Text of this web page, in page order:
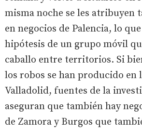
misma noche se les atribuyen
en negocios de Palencia, lo
hipótesis de un grupo móvil
caballo entre territorios. Si
los robos se han producido en
Valladolid, fuentes de la
aseguran que también hay
de Zamora y Burgos que